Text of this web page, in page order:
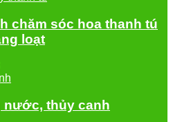
chăm sóc hoa thanh tú
loạt
nước, thủy canh